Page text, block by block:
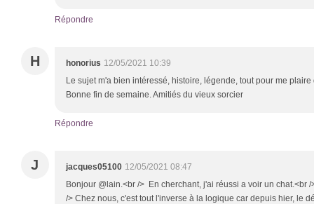
Répondre
H honorius 12/05/2021 10:39
Le sujet m'a bien intéressé, histoire, légende, tout pour me
Bonne fin de semaine. Amitiés du vieux sorcier
Répondre
J jacques05100 12/05/2021 08:47
Bonjour @lain.<br /> En cherchant, j'ai réussi a voir un chat.<br
/> Chez nous, c'est tout l'inverse à la logique car depuis hier, le